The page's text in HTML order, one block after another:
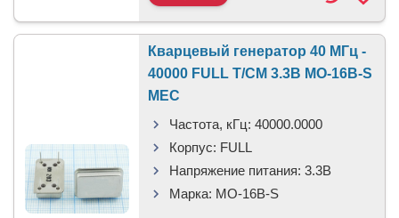
Кварцевый генератор 40 МГц -
40000 FULL T/CM 3.3В MO-16B-S
MEC
Частота, кГц: 40000.0000
Корпус: FULL
Напряжение питания: 3.3В
Марка: MO-16B-S